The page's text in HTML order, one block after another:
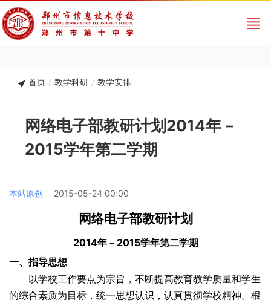
首页 / 教学科研 / 教学安排
网络电子部教研计划2014年－
2015学年第二学期
本站原创 2015-05-24 00:00
网络电子部教研计划
2014年－ 2015学年第二学期
一、指导思想
以学校工作要点为宗旨，不断提高教育教学质量和学生
的综合素质为目标，统一思想认识，认真贯彻学校精神。根